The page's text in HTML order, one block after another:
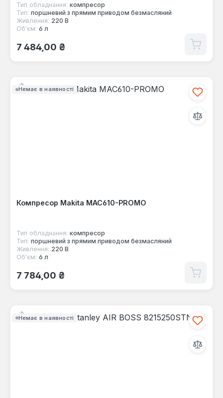
Тип обладнання: компресор
Тип: поршневий з прямим приводом безмасляний
Живлення: 220 В
Об'єм: 6 л
Звичайна ціна:
7 484,00 ₴
Немає в наявності
Компресор Makita MAC610-PROMO
Тип обладнання: компресор
Тип: поршневий з прямим приводом безмасляний
Живлення: 220 В
Об'єм: 6 л
Звичайна ціна:
7 784,00 ₴
Немає в наявності